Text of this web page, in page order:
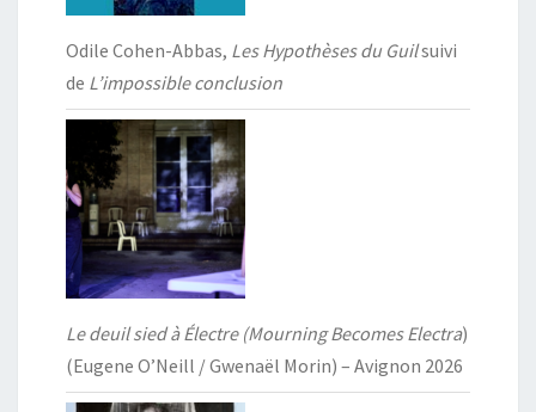
Odile Cohen-Abbas, Les Hypothèses du Guilsuivi
de L’impossible conclusion
Le deuil sied à Électre (Mourning Becomes Electra)
(Eugene O’Neill / Gwenaël Morin) – Avignon 2026